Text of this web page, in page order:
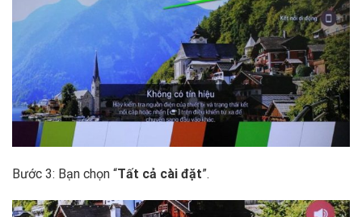
Bước 3: Bạn chọn “Tất cả cài đặt”.